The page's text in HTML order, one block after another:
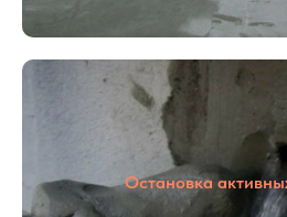
Остановка